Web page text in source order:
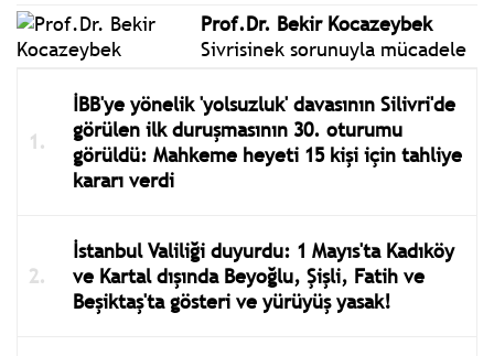
Prof.Dr. Bekir Kocazeybek
Sivrisinek sorunuyla mücadele
İBB'ye yönelik 'yolsuzluk' davasının Silivri'de
görülen ilk duruşmasının 30. oturumu
görüldü: Mahkeme heyeti 15 kişi için tahliye
kararı verdi
İstanbul Valiliği duyurdu: 1 Mayıs'ta Kadıköy
ve Kartal dışında Beyoğlu, Şişli, Fatih ve
Beşiktaş'ta gösteri ve yürüyüş yasak!